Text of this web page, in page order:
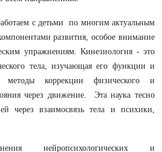
с детьми по многим актуальным
развития, особое внимание
упражнениям. Кинезиология - это
тела, изучающая его функции и
коррекции физического и
через движение. Эта наука тесно
через взаимосвязь тела и психики,
нейропсихологических и